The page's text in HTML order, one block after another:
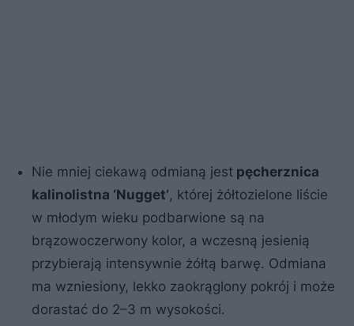
Nie mniej ciekawą odmianą jest pęcherznica
kalinolistna ‘Nugget’, której żółtozielone liście
w młodym wieku podbarwione są na
brązowoczerwony kolor, a wczesną jesienią
przybierają intensywnie żółtą barwę. Odmiana
ma wzniesiony, lekko zaokrąglony pokrój i może
dorastać do 2–3 m wysokości.